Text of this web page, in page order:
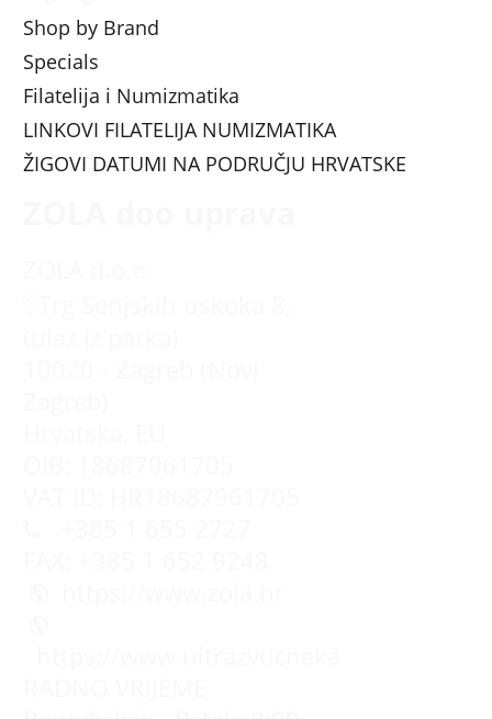
Shop by Brand
Specials
Filatelija i Numizmatika
LINKOVI FILATELIJA NUMIZMATIKA
ŽIGOVI DATUMI NA PODRUČJU HRVATSKE